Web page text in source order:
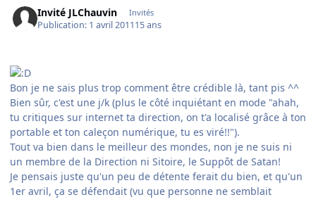
Invité JLChauvin Invités
Publication: 1 avril 201115 ans
Bon je ne sais plus trop comment être crédible là, tant pis ^^
Bien sûr, c'est une j/k (plus le côté inquiétant en mode "ahah,
tu critiques sur internet ta direction, on t'a localisé grâce à ton
portable et ton caleçon numérique, tu es viré!!").
Tout va bien dans le meilleur des mondes, non je ne suis ni
un membre de la Direction ni Sitoire, le Suppôt de Satan!
Je pensais juste qu'un peu de détente ferait du bien, et qu'un
1er avril, ça se défendait (vu que personne ne semblait